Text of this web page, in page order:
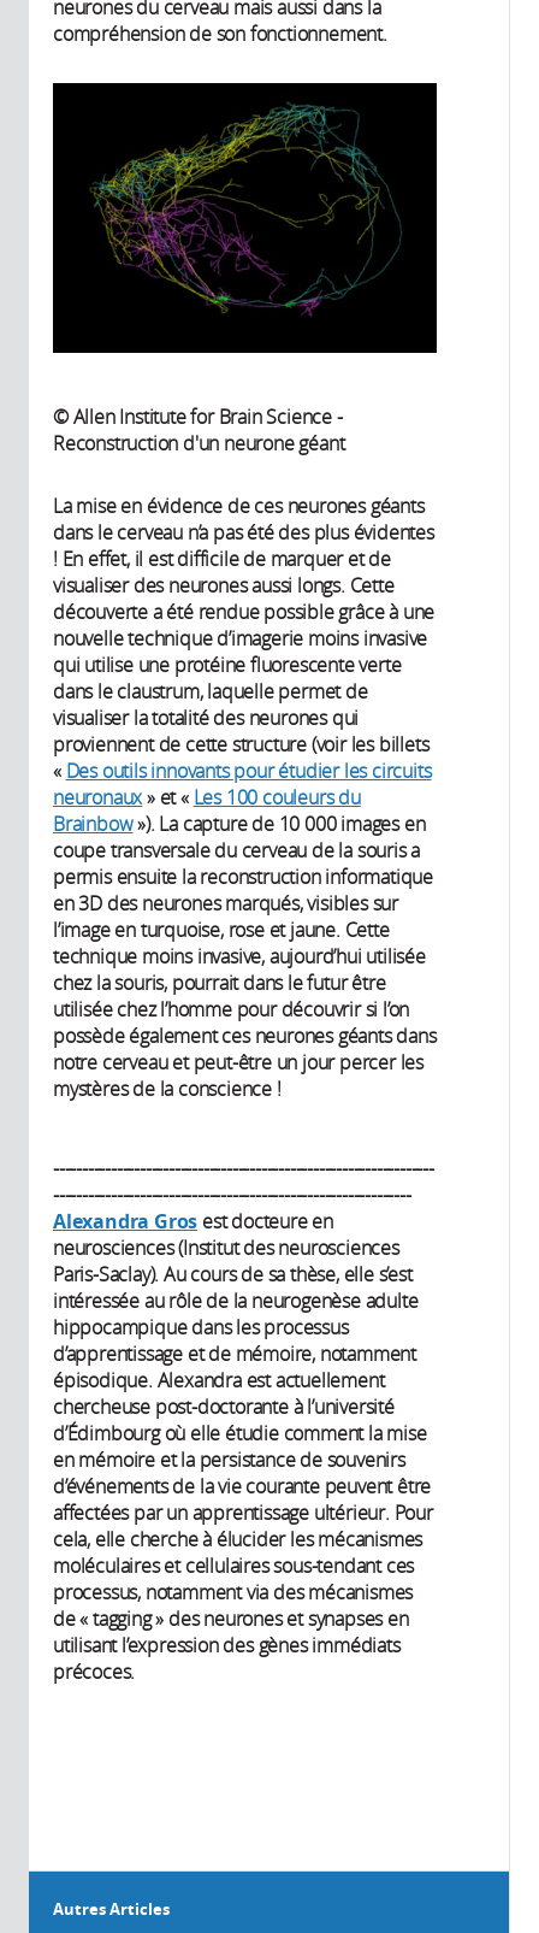
neurones du cerveau mais aussi dans la
compréhension de son fonctionnement.
© Allen Institute for Brain Science -
Reconstruction d'un neurone géant
La mise en évidence de ces neurones géants
dans le cerveau n’a pas été des plus évidentes
! En effet, il est difficile de marquer et de
visualiser des neurones aussi longs. Cette
découverte a été rendue possible grâce à une
nouvelle technique d’imagerie moins invasive
qui utilise une protéine fluorescente verte
dans le claustrum, laquelle permet de
visualiser la totalité des neurones qui
proviennent de cette structure (voir les billets
« Des outils innovants pour étudier les circuits
neuronaux» et « Les 100 couleurs du
Brainbow»). La capture de 10 000 images en
coupe transversale du cerveau de la souris a
permis ensuite la reconstruction informatique
en 3D des neurones marqués, visibles sur
l’image en turquoise, rose et jaune. Cette
technique moins invasive, aujourd’hui utilisée
chez la souris, pourrait dans le futur être
utilisée chez l’homme pour découvrir si l’on
possède également ces neurones géants dans
notre cerveau et peut-être un jour percer les
mystères de la conscience !
------------------------------------------------------------------
--------------------------------------------------------------
Alexandra Gros est docteure en
neurosciences (Institut des neurosciences
Paris-Saclay). Au cours de sa thèse, elle s’est
intéressée au rôle de la neurogenèse adulte
hippocampique dans les processus
d’apprentissage et de mémoire, notamment
épisodique. Alexandra est actuellement
chercheuse post-doctorante à l’université
d’Édimbourg où elle étudie comment la mise
en mémoire et la persistance de souvenirs
d’événements de la vie courante peuvent être
affectées par un apprentissage ultérieur. Pour
cela, elle cherche à élucider les mécanismes
moléculaires et cellulaires sous-tendant ces
processus, notamment via des mécanismes
de « tagging » des neurones et synapses en
utilisant l’expression des gènes immédiats
précoces.
Autres Articles